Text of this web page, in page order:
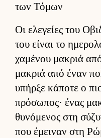
των Τόμων
Οι ελεγείες του
του εί­ναι το
χαμένου μακριά
μακριά από έναν
υπήρξε κάποτε ο
πρόσωπος· ένας
θυνόμενος στη
που έμει­ναν στη